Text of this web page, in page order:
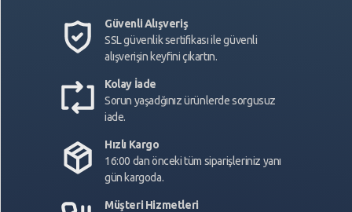
Güvenli Alışveriş
SSL güvenlik sertifikası ile güvenli
alışverişin keyfini çıkartın.
Kolay İade
Sorun yaşadğınız ürünlerde sorgusuz
iade.
Hızlı Kargo
16:00 dan önceki tüm siparişleriniz yanı
gün kargoda.
Müşteri Hizmetleri